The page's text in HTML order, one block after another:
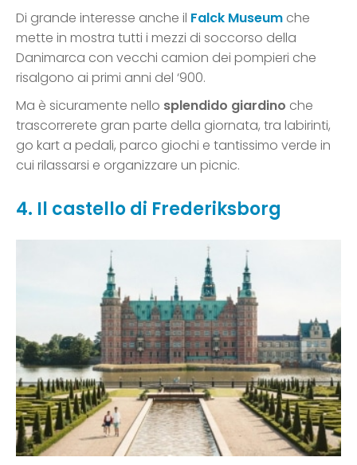
Di grande interesse anche il Falck Museum che
mette in mostra tutti i mezzi di soccorso della
Danimarca con vecchi camion dei pompieri che
risalgono ai primi anni del ‘900.
Ma è sicuramente nello splendido giardino che
trascorrerete gran parte della giornata, tra labirinti,
go kart a pedali, parco giochi e tantissimo verde in
cui rilassarsi e organizzare un picnic.
4. Il castello di Frederiksborg